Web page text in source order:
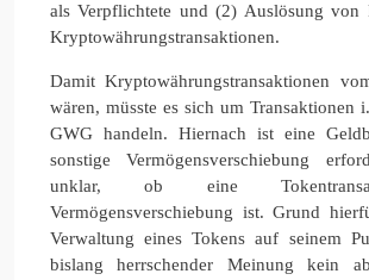
als Verpflichtete und (2) Auslösung von
Kryptowährungstransaktionen.
Damit Kryptowährungstransaktionen
wären, müsste es sich um Transaktionen
GWG handeln. Hiernach ist eine
sonstige Vermögensverschiebung
unklar, ob eine
Vermögensverschiebung ist. Grund
Verwaltung eines Tokens auf seinem
bislang herrschender Meinung kein